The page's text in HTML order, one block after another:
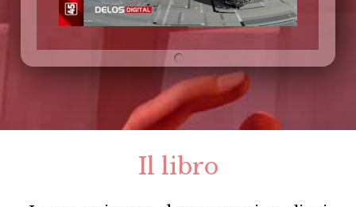
Il libro